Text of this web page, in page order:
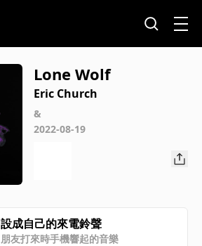
Lone Wolf
Eric Church
&
2022-08-19
設成自己的來電鈴聲
朋友打來時手機響起的音樂